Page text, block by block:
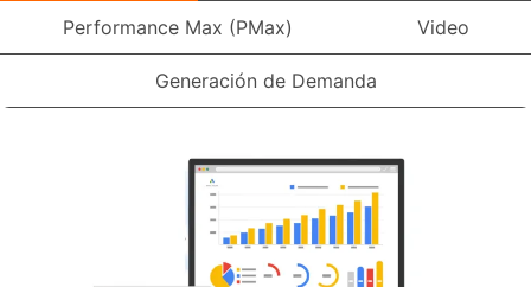
Performance Max (PMax) Video
Generación de Demanda